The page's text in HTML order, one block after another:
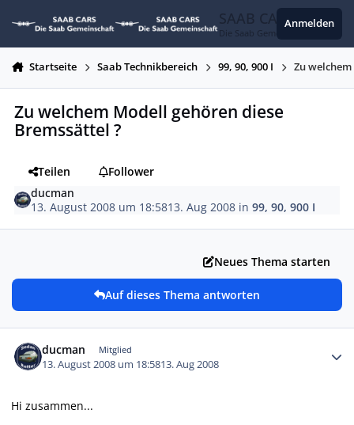
SAAB CARS
Die Saab Gemeinschaft
Anmelden
Startseite Saab Technikbereich 99, 90, 900 I Zu
Zu welchem Modell gehören diese
Bremssättel ?
Teilen
Follower
ducman
13. August 2008 um 18:5813. Aug 2008 in99, 90, 900 I
Neues Thema starten
Auf dieses Thema antworten
ducman Mitglied
13. August 2008 um 18:5813. Aug 2008
Hi zusammen...